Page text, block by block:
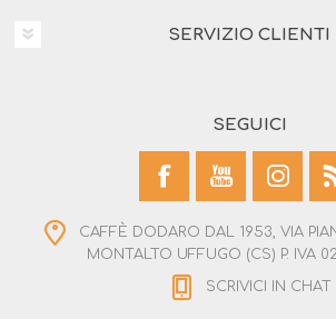
SERVIZIO CLIENTI
SEGUICI
CAFFÈ DODARO DAL 1953, VIA
MONTALTO UFFUGO (CS) P. IVA
SCRIVICI IN CHAT